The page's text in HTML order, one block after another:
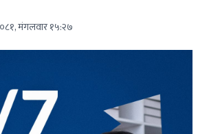
मंगलवार १५:२७